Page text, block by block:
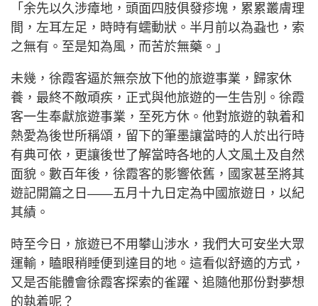
「余先以久涉瘴地，頭面四肢俱發疹塊，累累叢膚理
間，左耳左足，時時有蠕動狀。半月前以為蝨也，索
之無有。至是知為風，而苦於無藥。」
未幾，徐霞客逼於無奈放下他的旅遊事業，歸家休
養，最終不敵頑疾，正式與他旅遊的一生告別。徐霞
客一生奉獻旅遊事業，至死方休。他對旅遊的執着和
熱愛為後世所稱頌，留下的筆墨讓當時的人於出行時
有典可依，更讓後世了解當時各地的人文風土及自然
面貌。數百年後，徐霞客的影響依舊，國家甚至將其
遊記開篇之日——五月十九日定為中國旅遊日，以紀
其績。
時至今日，旅遊已不用攀山涉水，我們大可安坐大眾
運輸，瞌眼稍睡便到達目的地。這看似舒適的方式，
又是否能體會徐霞客探索的雀躍、追隨他那份對夢想
的執着呢？